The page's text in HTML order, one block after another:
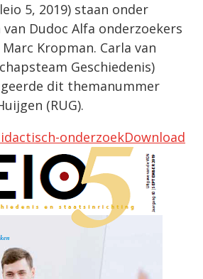
5, 2019) staan onder
Dudoc Alfa onderzoekers
Kropman. Carla van
Geschiedenis)
dit themanummer
(RUG).
onderzoekDownload